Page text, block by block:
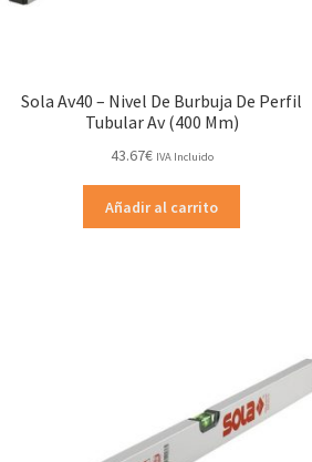
Sola Av40 – Nivel De Burbuja De Perfil
Tubular Av (400 Mm)
43.67€ IVA Incluido
Añadir al carrito